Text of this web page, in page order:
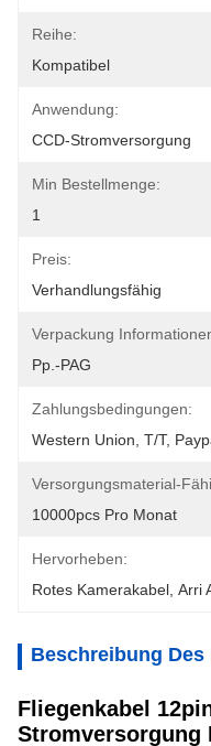
Reihe:
Kompatibel
Anwendung:
CCD-Stromversorgung
Min Bestellmenge:
1
Preis:
Verhandlungsfähig
Verpackung
Pp.-PAG
Zahlungsbedingungen:
Western Union, T/T,
Versorgungsmaterial-
10000pcs Pro Monat
Hervorheben:
Rotes Kamerakabel Arri
Beschreibung
Fliegenkabel
Stromversorgung